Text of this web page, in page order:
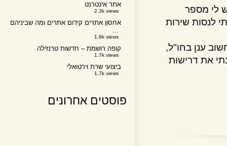
מספר
שירות
ענן בחו"ל,
את דרישות
אתר אינטרנט
2.3k views
אחסון אתרים קידום אתרים ומה שביניהם
1.9k views
קופה רושמת – חדשות טרנזילה
1.7k views
ביצועי שרת וירטואלי
1.7k views
פוסטים אחרונים